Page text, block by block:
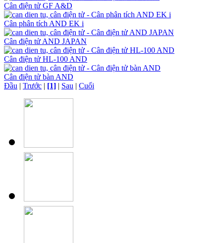
Cân điện tử GF A&D
Cân phân tích AND EK i
Cân điện tử AND JAPAN
Cân điện tử HL-100 AND
Cân điện tử bàn AND
Đầu | Trước | [1] | Sau | Cuối